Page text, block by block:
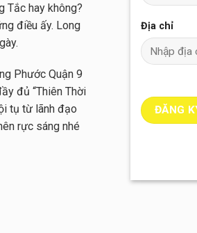
Tắc hay không?
điều ấy. Long
Phước Quận 9
đủ “Thiên Thời
tụ từ lãnh đạo
rực sáng nhé
Địa chỉ